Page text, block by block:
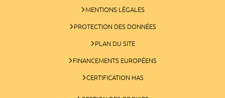
MENTIONS LÉGALES
PROTECTION DES DONNÉES
PLAN DU SITE
FINANCEMENTS EUROPÉENS
CERTIFICATION HAS